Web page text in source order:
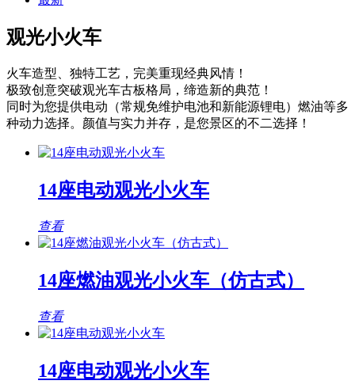
观光小火车
火车造型、独特工艺，完美重现经典风情！
极致创意突破观光车古板格局，缔造新的典范！
同时为您提供电动（常规免维护电池和新能源锂电）燃油等多
种动力选择。颜值与实力并存，是您景区的不二选择！
14座电动观光小火车
查看
14座燃油观光小火车（仿古式）
查看
14座电动观光小火车